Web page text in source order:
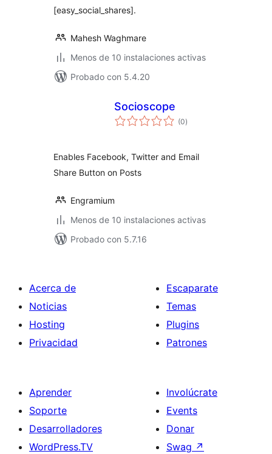
[easy_social_shares].
Mahesh Waghmare
Menos de 10 instalaciones activas
Probado con 5.4.20
Socioscope
(0total
de
)
Enables Facebook, Twitter and Email
Share Button on Posts
Engramium
Menos de 10 instalaciones activas
Probado con 5.7.16
Acerca de
Noticias
Hosting
Privacidad
Escaparate
Temas
Plugins
Patrones
Aprender
Soporte
Desarrolladores
WordPress.TV
Involúcrate
Events
Donar
Swag ↗